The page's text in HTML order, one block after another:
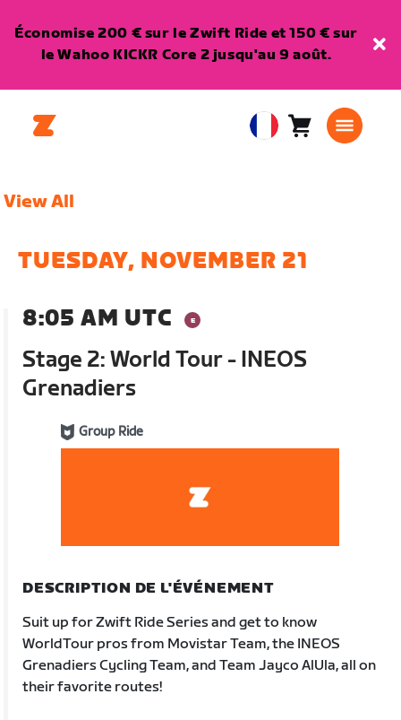
Économise 200 € sur le Zwift Ride et 150 € sur
le Wahoo KICKR Core 2 jusqu'au 9 août.
EuropeanPanier0
View All
TUESDAY, NOVEMBER 21
8:05 AM UTC
Stage 2: World Tour - INEOS
Grenadiers
Group Ride
DESCRIPTION DE L'ÉVÉNEMENT
Suit up for Zwift Ride Series and get to know
WorldTour pros from Movistar Team, the INEOS
Grenadiers Cycling Team, and Team Jayco AlUla, all on
their favorite routes!